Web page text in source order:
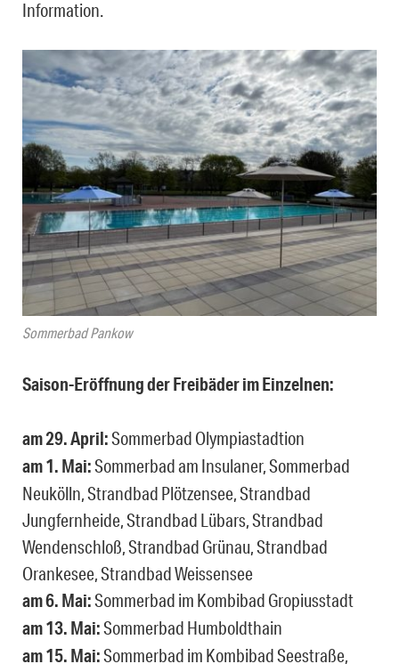
Information.
Sommerbad Pankow
Saison-Eröffnung der Freibäder im Einzelnen:
am 29. April:Sommerbad Olympiastadtion
am 1. Mai:Sommerbad am Insulaner, Sommerbad
Neukölln, Strandbad Plötzensee, Strandbad
Jungfernheide, Strandbad Lübars, Strandbad
Wendenschloß, Strandbad Grünau, Strandbad
Orankesee, Strandbad Weissensee
am 6. Mai:Sommerbad im Kombibad Gropiusstadt
am 13. Mai:Sommerbad Humboldthain
am 15. Mai:Sommerbad im Kombibad Seestraße,